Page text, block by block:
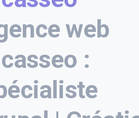
web
: